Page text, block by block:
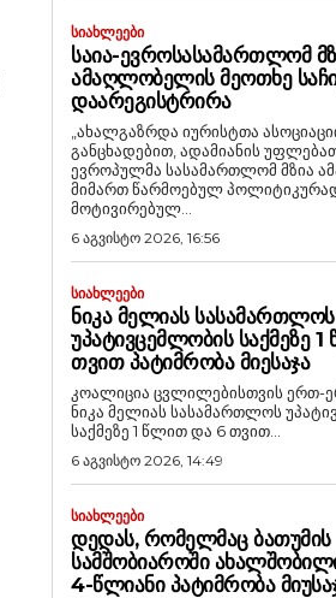
ᲡᲘᲐᲮᲚᲔᲔᲑᲘ
ᲡᲐᲘᲐ-ᲔᲕᲠᲝᲡᲐᲡᲐᲛᲐᲠᲗᲚᲝᲛ
ᲐᲛᲐᲦᲚᲝᲑᲔᲚᲘᲡ ᲛᲔᲝᲗᲮᲔ
ᲓᲐᲐᲠᲔᲒᲘᲡᲢᲠᲘᲠᲐ
„ახალგაზრდა იურისტთა
განცხადებით, ადამიანის
ევროპულმა სასამართლომ მზია
მიმართ წარმოებულ
მოტივირებულ...
6 აგვისტო 2026, 16:56
ᲡᲘᲐᲮᲚᲔᲔᲑᲘ
ᲜᲘᲙᲐ ᲛᲔᲚᲘᲐᲡ ᲡᲐᲡᲐᲛᲐᲠᲗᲚᲝᲡ
ᲣᲞᲐᲢᲘᲕᲪᲔᲛᲚᲝᲑᲘᲡ ᲡᲐᲥᲛᲔᲖᲔ
ᲗᲕᲘᲗ ᲞᲐᲢᲘᲛᲠᲝᲑᲐ ᲛᲘᲔᲡᲐᲯᲐ
კოალიცია ცვლილებისთვის ერთ-
ნიკა მელიას სასამართლოს
საქმეზე 1 წლით და 6 თვით...
6 აგვისტო 2026, 14:49
ᲡᲘᲐᲮᲚᲔᲔᲑᲘ
ᲓᲔᲓᲐᲡ, ᲠᲝᲛᲔᲚᲛᲐᲪ ᲑᲐᲗᲣᲛᲘᲡ
ᲡᲐᲛᲨᲝᲑᲘᲐᲠᲝᲨᲘ
4-ᲬᲚᲘᲐᲜᲘ ᲞᲐᲢᲘᲛᲠᲝᲑᲐ